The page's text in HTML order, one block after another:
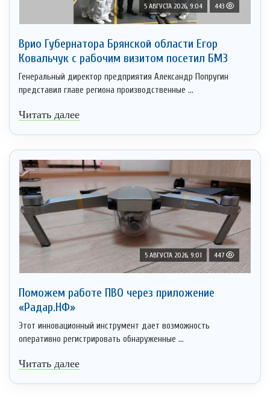
5 АВГУСТА 2026, 9:04 443
Врио Губернатора Брянской области Егор
Ковальчук с рабочим визитом посетил БМЗ
Генеральный директор предприятия Александр Попругин
представил главе региона производственные ...
Читать далее
5 АВГУСТА 2026, 9:01 447
Поможем работе ПВО через приложение
«Радар.НФ»
Этот инновационный инструмент дает возможность
оперативно регистрировать обнаруженные ...
Читать далее